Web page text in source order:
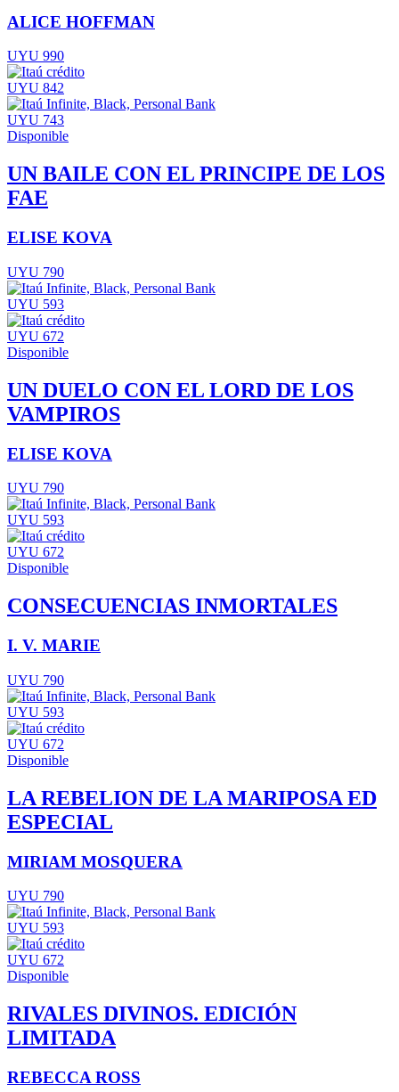
ALICE HOFFMAN
UYU 990
UYU 842
UYU 743
Disponible
UN BAILE CON EL PRINCIPE DE LOS
FAE
ELISE KOVA
UYU 790
UYU 593
UYU 672
Disponible
UN DUELO CON EL LORD DE LOS
VAMPIROS
ELISE KOVA
UYU 790
UYU 593
UYU 672
Disponible
CONSECUENCIAS INMORTALES
I. V. MARIE
UYU 790
UYU 593
UYU 672
Disponible
LA REBELION DE LA MARIPOSA ED
ESPECIAL
MIRIAM MOSQUERA
UYU 790
UYU 593
UYU 672
Disponible
RIVALES DIVINOS. EDICIÓN
LIMITADA
REBECCA ROSS